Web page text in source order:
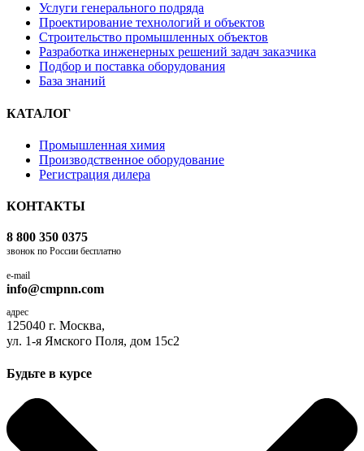
Услуги генерального подряда
Проектирование технологий и объектов
Строительство промышленных объектов
Разработка инженерных решений задач заказчика
Подбор и поставка оборудования
База знаний
КАТАЛОГ
Промышленная химия
Производственное оборудование
Регистрация дилера
КОНТАКТЫ
8 800 350 0375
звонок по России бесплатно
e-mail
info@cmpnn.com
адрес
125040 г. Москва,
ул. 1-я Ямского Поля, дом 15с2
Будьте в курсе